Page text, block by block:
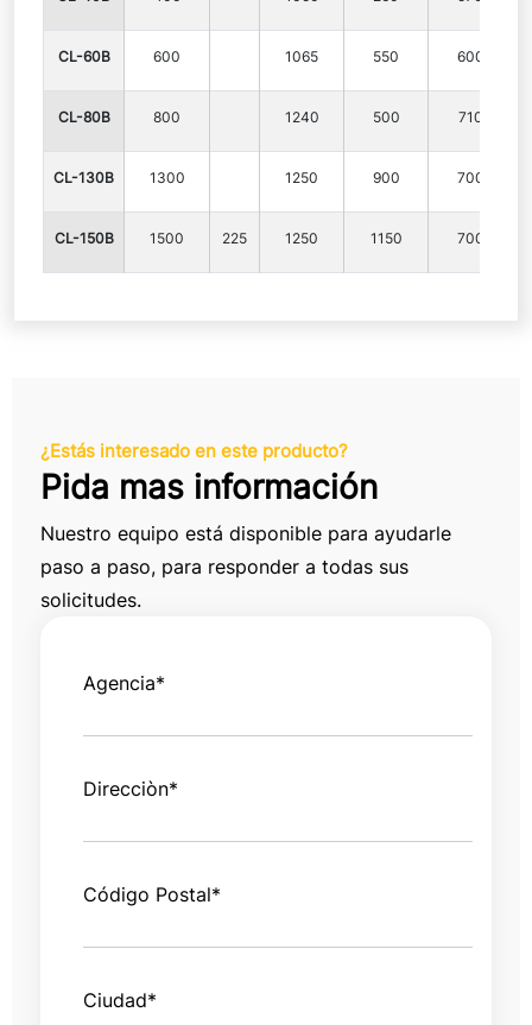
CL-60B 600 1065 550 600
CL-80B 800 1240 500 710
CL-130B 1300 1250 900 700
CL-150B 1500 225 1250 1150 700
¿Estás interesado en este producto?
Pida mas información
Nuestro equipo está disponible para ayudarle
paso a paso, para responder a todas sus
solicitudes.
Agencia*
Direcciòn*
Código Postal*
Ciudad*